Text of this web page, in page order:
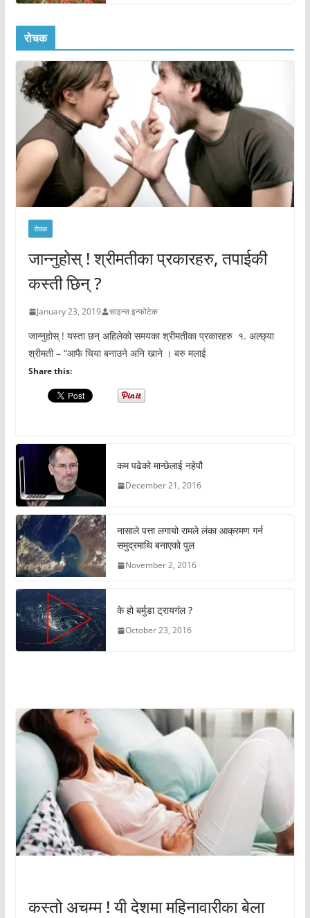
रोचक
रोचक
जान्नुहोस् ! श्रीमतीका प्रकारहरु, तपाईकी
कस्ती छिन् ?
January 23, 2019 साइन्स इन्फोटेक
जान्नुहोस् ! यस्ता छन् अहिलेको समयका श्रीमतीका प्रकारहरु १. अल्छ्या
श्रीमती – “आफै चिया बनाउने अनि खाने । बरु मलाई
Share this:
कम पढेको मान्छेलाई नहेपौ
December 21, 2016
नासाले पत्ता लगायो रामले लंका आक्रमण गर्न
समुद्रमाथि बनाएको पुल
November 2, 2016
के हो बर्मुडा ट्रायगंल ?
October 23, 2016
कस्तो अचम्म ! यी देशमा महिनावारीका बेला